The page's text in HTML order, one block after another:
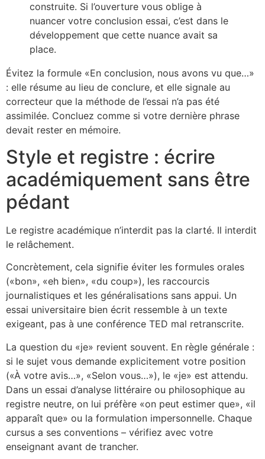
construite. Si l’ouverture vous oblige à
nuancer votre conclusion essai, c’est dans le
développement que cette nuance avait sa
place.
Évitez la formule «En conclusion, nous avons vu que…»
: elle résume au lieu de conclure, et elle signale au
correcteur que la méthode de l’essai n’a pas été
assimilée. Concluez comme si votre dernière phrase
devait rester en mémoire.
Style et registre : écrire
académiquement sans être
pédant
Le registre académique n’interdit pas la clarté. Il interdit
le relâchement.
Concrètement, cela signifie éviter les formules orales
(«bon», «eh bien», «du coup»), les raccourcis
journalistiques et les généralisations sans appui. Un
essai universitaire bien écrit ressemble à un texte
exigeant, pas à une conférence TED mal retranscrite.
La question du «je» revient souvent. En règle générale :
si le sujet vous demande explicitement votre position
(«À votre avis…», «Selon vous…»), le «je» est attendu.
Dans un essai d’analyse littéraire ou philosophique au
registre neutre, on lui préfère «on peut estimer que», «il
apparaît que» ou la formulation impersonnelle. Chaque
cursus a ses conventions – vérifiez avec votre
enseignant avant de trancher.